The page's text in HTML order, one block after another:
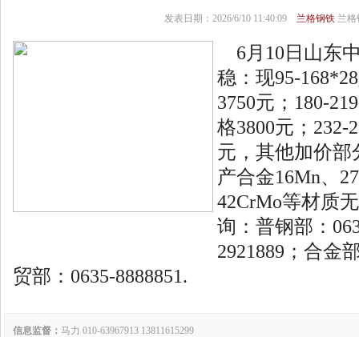
发表日期：2026/6/10 11:40:09兰格钢铁 兰格
6月10日山东
稳：现95-
3750元；180-
格3800元；232-
元，其他加价部
产合金16Mn、
42CrMo等材质
询：普钢部：
2921889；合金
贸部：0635-8888851.
信息监督： 马力 010-63967913 13811615299